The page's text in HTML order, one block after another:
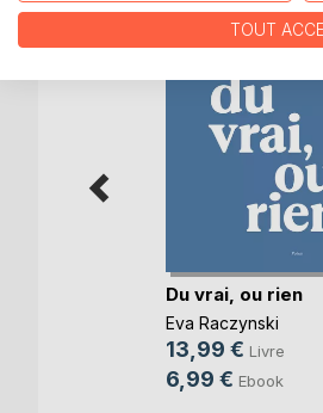
Du vrai, ou rien
Eva Raczynski
13,99 € Livre
6,99 € Ebook
TOUT